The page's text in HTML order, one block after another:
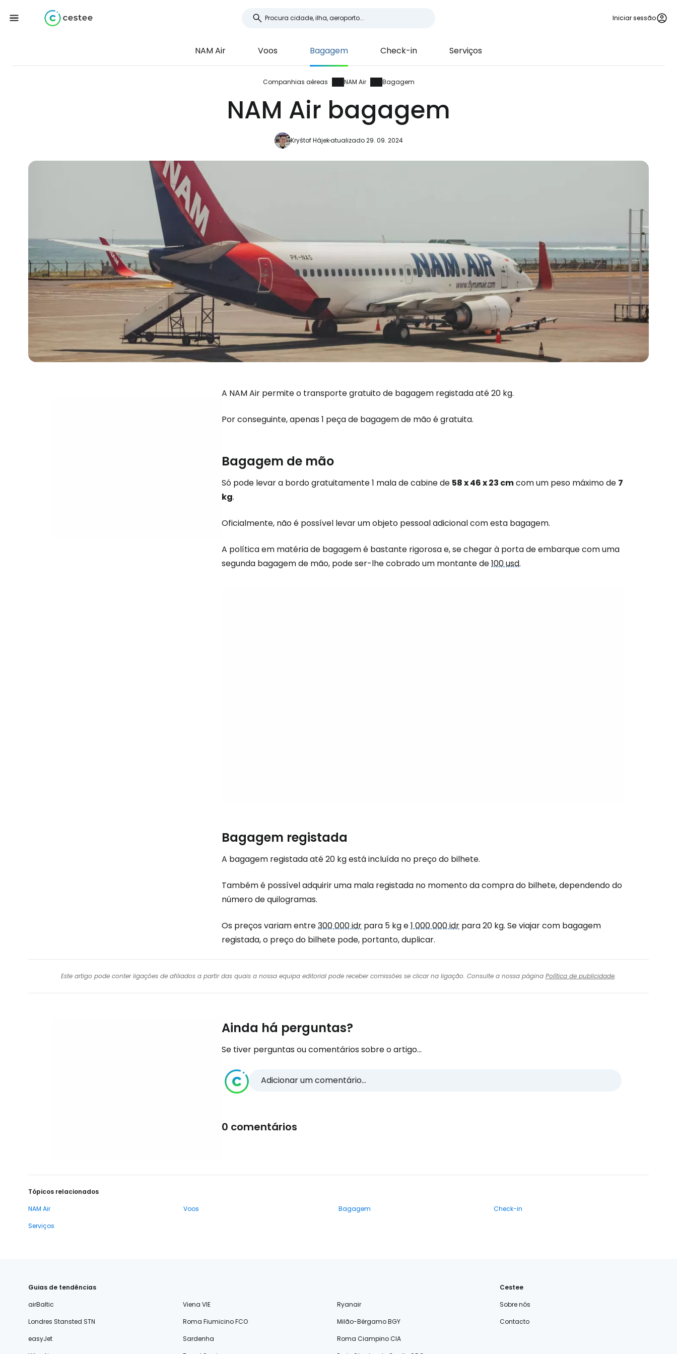
Iniciar sessão
NAM Air Voos Bagagem Check-in Serviços
Companhias aéreas NAM Air Bagagem
NAM Air bagagem
Kryštof Hájekatualizado 29. 09. 2024
A NAM Air permite o transporte gratuito de bagagem registada até 20 kg.
Por conseguinte, apenas 1 peça de bagagem de mão é gratuita.
Bagagem de mão
Só pode levar a bordo gratuitamente 1 mala de cabine de 58 x 46 x 23 cmcom um peso máximo de 7
kg.
Oficialmente, não é possível levar um objeto pessoal adicional com esta bagagem.
A política em matéria de bagagem é bastante rigorosa e, se chegar à porta de embarque com uma
segunda bagagem de mão, pode ser-lhe cobrado um montante de100 usd.
Bagagem registada
A bagagem registada até 20 kg está incluída no preço do bilhete.
Também é possível adquirir uma mala registada no momento da compra do bilhete, dependendo do
número de quilogramas.
Os preços variam entre300 000 idr para 5 kg e1 000 000 idr para 20 kg. Se viajar com bagagem
registada, o preço do bilhete pode, portanto, duplicar.
Este artigo pode conter ligações de afiliados a partir das quais a nossa equipa editorial pode receber comissões se clicar na ligação. Consulte a nossa página Política de publicidade.
Ainda há perguntas?
Se tiver perguntas ou comentários sobre o artigo...
Adicionar um comentário...
0 comentários
Tópicos relacionados
NAM Air
Voos Bagagem
Check-in
Serviços
Guias de tendências
airBaltic
Viena VIE
Ryanair
Londres Stansted STN
Roma Fiumicino FCO
Milão-Bérgamo BGY
easyJet
Sardenha
Roma Ciampino CIA
Cestee
Sobre nós
Contacto
Iniciar sessão no Cestee